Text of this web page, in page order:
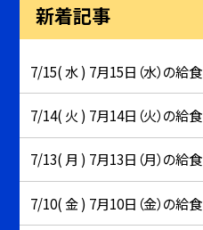
新着記事
7/15( 水 ) 7月15日（水）の給食
7/14( 火 ) 7月14日（火）の給食
7/13( 月 ) 7月13日（月）の給食
7/10( 金 ) 7月10日（金）の給食